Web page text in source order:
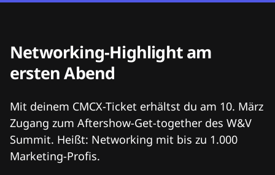
Networking-Highlight am
ersten Abend
Mit deinem CMCX-Ticket erhältst du am 10. März
Zugang zum Aftershow-Get-together des W&V
Summit. Heißt: Networking mit bis zu 1.000
Marketing-Profis.